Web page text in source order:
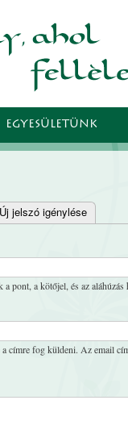
EGYESÜLETÜNK
Új jelszó igénylése
pont, a kötőjel, és az aláhúzás
címre fog küldeni. Az email